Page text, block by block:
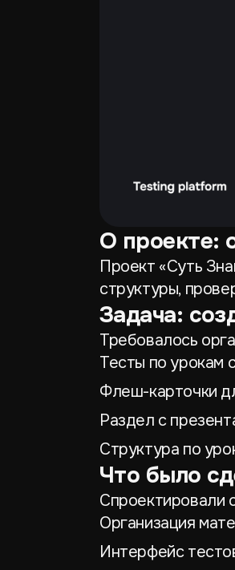
О проекте:
Проект «Суть
структуры,
Задача:
Требовалось
Тесты по урокам
Флеш-карточки
Раздел с
Структура по
Что было
Спроектировали
Организация
Интерфейс